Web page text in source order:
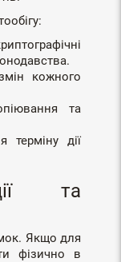
кожного
та
терміну дії
та
Якщо для
фізично в